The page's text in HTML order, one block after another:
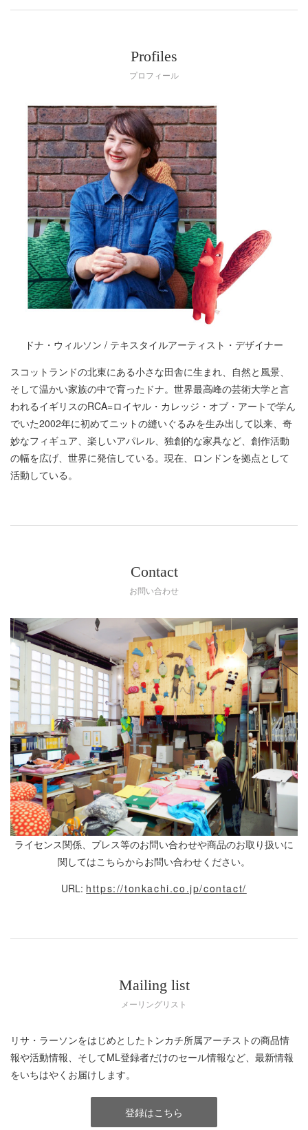
Profiles
プロフィール
ドナ・ウィルソン / テキスタイルアーティスト・デザイナー
スコットランドの北東にある小さな田舎に生まれ、自然と風景、
そして温かい家族の中で育ったドナ。世界最高峰の芸術大学と言
われるイギリスのRCA=ロイヤル・カレッジ・オブ・アートで学ん
でいた2002年に初めてニットの縫いぐるみを生み出して以来、奇
妙なフィギュア、楽しいアパレル、独創的な家具など、創作活動
の幅を広げ、世界に発信している。現在、ロンドンを拠点として
活動している。
Contact
お問い合わせ
ライセンス関係、プレス等のお問い合わせや商品のお取り扱いに
関してはこちらからお問い合わせください。
URL: https://tonkachi.co.jp/contact/
Mailing list
メーリングリスト
リサ・ラーソンをはじめとしたトンカチ所属アーチストの商品情
報や活動情報、そしてML登録者だけのセール情報など、最新情報
をいちはやくお届けします。
登録はこちら